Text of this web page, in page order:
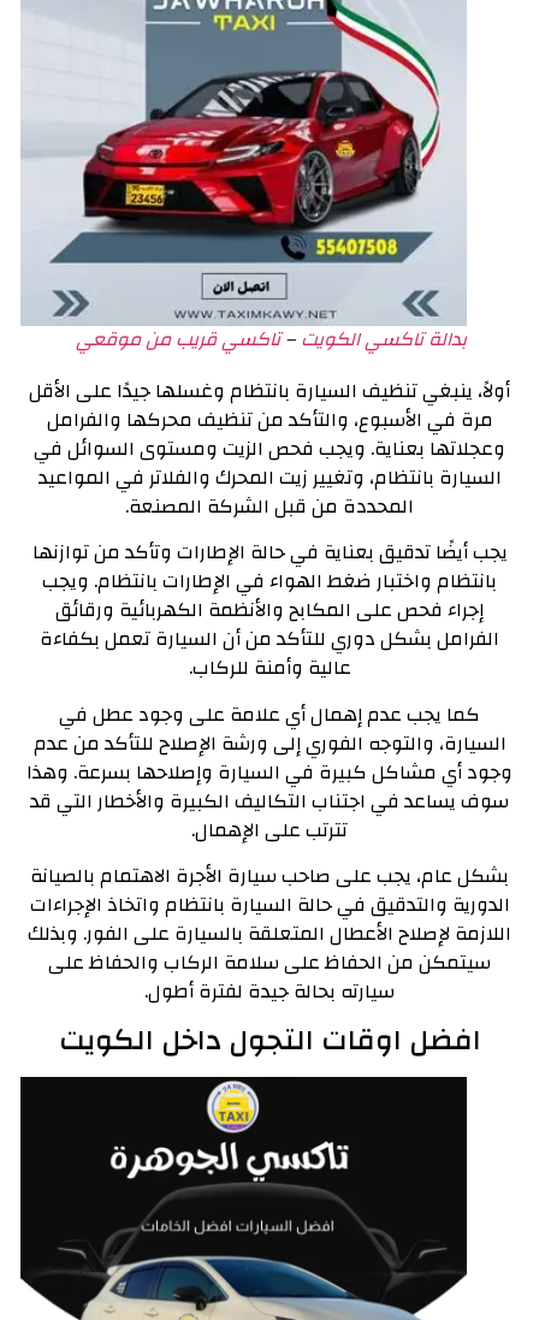
بدالة تاكسي الكويت–تاكسي قريب من موقعي
أولاً، ينبغي تنظيف السيارة بانتظام وغسلها جيدًا على الأقل
مرة في الأسبوع، والتأكد من تنظيف محركها والفرامل
وعجلاتها بعناية. ويجب فحص الزيت ومستوى السوائل في
السيارة بانتظام، وتغيير زيت المحرك والفلاتر في المواعيد
المحددة من قبل الشركة المصنعة.
يجب أيضًا تدقيق بعناية في حالة الإطارات وتأكد من توازنها
بانتظام واختبار ضغط الهواء في الإطارات بانتظام. ويجب
إجراء فحص على المكابح والأنظمة الكهربائية ورقائق
الفرامل بشكل دوري للتأكد من أن السيارة تعمل بكفاءة
عالية وأمنة للركاب.
كما يجب عدم إهمال أي علامة على وجود عطل في
السيارة، والتوجه الفوري إلى ورشة الإصلاح للتأكد من عدم
وجود أي مشاكل كبيرة في السيارة وإصلاحها بسرعة. وهذا
سوف يساعد في اجتناب التكاليف الكبيرة والأخطار التي قد
تترتب على الإهمال.
بشكل عام، يجب على صاحب سيارة الأجرة الاهتمام بالصيانة
الدورية والتدقيق في حالة السيارة بانتظام واتخاذ الإجراءات
اللازمة لإصلاح الأعطال المتعلقة بالسيارة على الفور. وبذلك
سيتمكن من الحفاظ على سلامة الركاب والحفاظ على
سيارته بحالة جيدة لفترة أطول.
افضل اوقات التجول داخل الكويت